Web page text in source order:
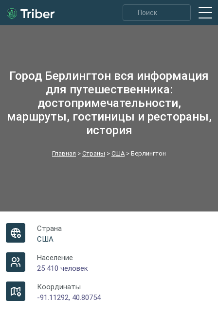
Город Берлингтон вся информация
для путешественника:
достопримечательности,
маршруты, гостиницы и рестораны,
история
Главная > Страны > США > Берлингтон
Страна
США
Население
25 410 человек
Координаты
-91.11292, 40.80754